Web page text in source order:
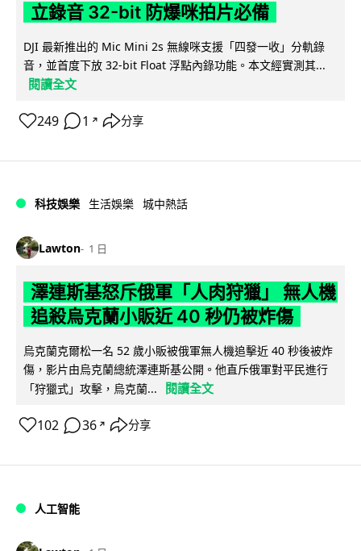
立錄音 32-bit 防爆咪拍片必備
DJI 最新推出的 Mic Mini 2s 無線咪支援「四發一收」分軌錄
音，並首度下放 32-bit Float 浮點內錄功能。本文經實測其...
閱讀全文
249 1 ↗ 分享
科技娛樂 生活娛樂 城中熱話
Lawton 1 日
澤連斯基怒斥俄軍「人肉狩獵」 無人機
追殺烏克蘭小販近 40 秒仍被炸傷
烏克蘭克爾松一名 52 歲小販被俄軍無人機追擊近 40 秒後被炸
傷，影片由烏克蘭總統澤連斯基公開。他直斥俄軍對平民進行
「狩獵式」攻擊，烏克蘭...
閱讀全文
102 36 ↗ 分享
人工智能